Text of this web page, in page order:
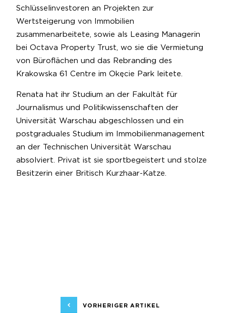
Schlüsselinvestoren an Projekten zur
Wertsteigerung von Immobilien
zusammenarbeitete, sowie als Leasing Managerin
bei Octava Property Trust, wo sie die Vermietung
von Büroflächen und das Rebranding des
Krakowska 61 Centre im Okęcie Park leitete.
Renata hat ihr Studium an der Fakultät für
Journalismus und Politikwissenschaften der
Universität Warschau abgeschlossen und ein
postgraduales Studium im Immobilienmanagement
an der Technischen Universität Warschau
absolviert. Privat ist sie sportbegeistert und stolze
Besitzerin einer Britisch Kurzhaar-Katze.
VORHERIGER ARTIKEL